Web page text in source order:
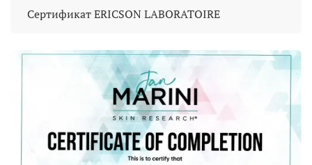
Сертификат ERICSON LABORATOIRE